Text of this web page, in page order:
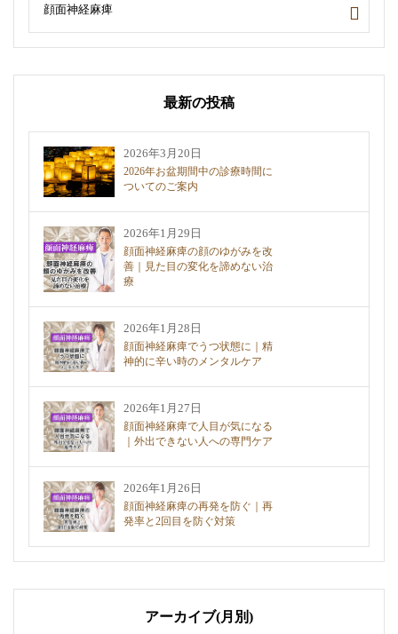
顔面神経麻痺
最新の投稿
2026年3月20日
2026年お盆期間中の診療時間に
ついてのご案内
2026年1月29日
顔面神経麻痺の顔のゆがみを改
善｜見た目の変化を諦めない治
療
2026年1月28日
顔面神経麻痺でうつ状態に｜精
神的に辛い時のメンタルケア
2026年1月27日
顔面神経麻痺で人目が気になる
｜外出できない人への専門ケア
2026年1月26日
顔面神経麻痺の再発を防ぐ｜再
発率と2回目を防ぐ対策
アーカイブ(月別)